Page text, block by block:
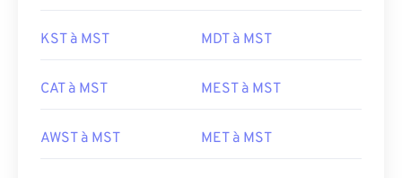
KST à MST MDT à MST
CAT à MST MEST à MST
AWST à MST MET à MST